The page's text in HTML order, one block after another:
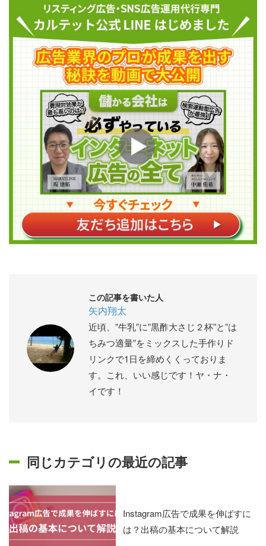
この記事を書いた人
矢内翔太
近頃、”牛乳”に”黒酢大さじ２杯”と”は
ちみつ適量”をミックスした手作りド
リンクで1日を締めくくっておりま
す。これ、いい感じです！ヤ・ナ・
イです！
同じカテゴリの最近の記事
Instagram広告で成果を伸ばすに
は？出稿の基本について解説